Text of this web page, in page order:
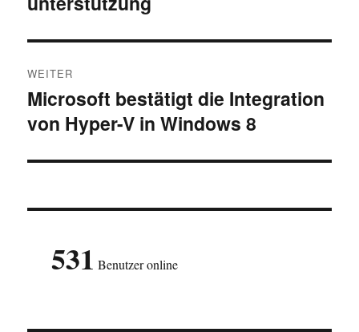
WEITER
Nächster
Beitrag:
Microsoft bestätigt die Integration
von Hyper-V in Windows 8
531 Benutzer online